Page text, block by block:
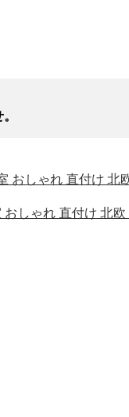
しゃれ 直付け 北
しゃれ 直付け 北